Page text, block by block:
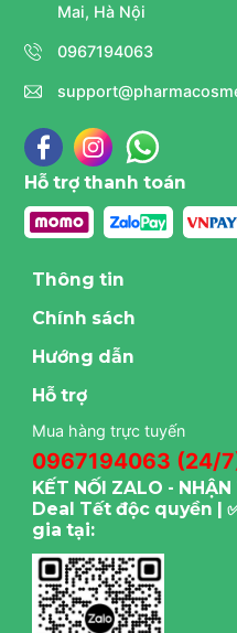
Mai, Hà Nội
0967194063
Hỗ trợ thanh toán
Thông tin
Chính sách
Hướng dẫn
Hỗ trợ
Mua hàng trực tuyến
0967194063 (24/
KẾT NỐI ZALO - NHẬN
Deal Tết độc quyền |
gia tại: